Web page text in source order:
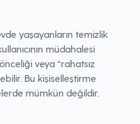
yaşayanların temizlik
müdahalesi
veya “rahatsız
Bu kişiselleştirme
mümkün değildir.